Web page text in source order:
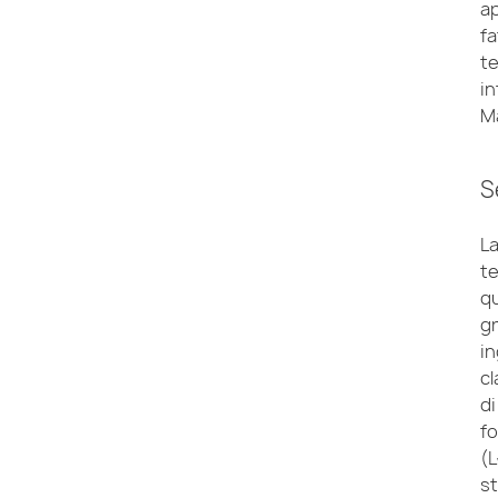
(L